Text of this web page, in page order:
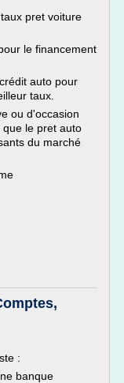
pret voiture
le financement
auto pour
taux.
ou d'occasion
que le pret auto
du marché
:
banque